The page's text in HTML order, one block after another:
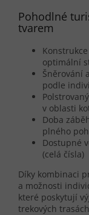
Pohodlné
tvarem
Konstrukce
optimální
Šněrování
podle
Polstrovaný
v oblasti
Doba
plného
Dostupné
(celá čísla)
Díky kombinaci
a možnosti
které poskytují
trekových